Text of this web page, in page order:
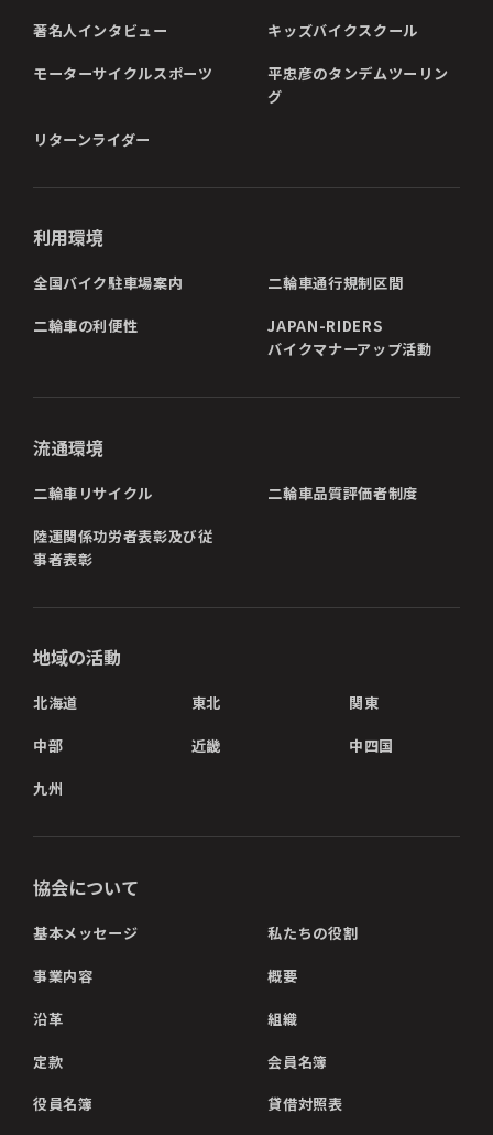
著名人インタビュー キッズバイクスクール
モーターサイクルスポーツ
平忠彦のタンデムツーリン
グ
リターンライダー
利用環境
全国バイク駐車場案内 二輪車通行規制区間
二輪車の利便性
JAPAN-RIDERS
バイクマナーアップ活動
流通環境
二輪車リサイクル 二輪車品質評価者制度
陸運関係功労者表彰及び従
事者表彰
地域の活動
北海道 東北 関東
中部 近畿 中四国
九州
協会について
基本メッセージ 私たちの役割
事業内容 概要
沿革 組織
定款 会員名簿
役員名簿 貸借対照表